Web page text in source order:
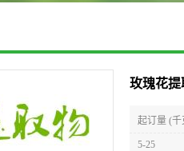
玫瑰花提
起订量 (千
5-25